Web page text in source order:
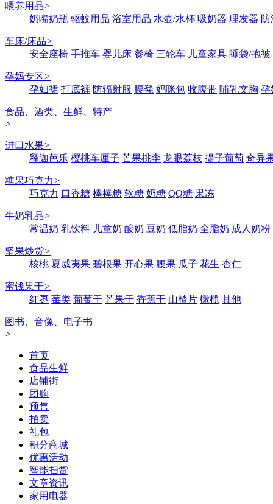
喂养用品>
奶嘴奶瓶 驱蚊用品 浴室用品 水壶/水杯 吸奶器 理发器
车床/床品>
安全座椅 手推车 婴儿床 餐椅 三轮车 儿童家具 睡袋/抱被
孕妈专区>
孕妇裙 打底裤 防辐射服 腰凳 妈咪包 收腹带 哺乳文胸 孕
食品、酒类、生鲜、特产
>
进口水果>
释迦芭乐 樱桃车厘子 芒果桃李 龙眼荔枝 提子葡萄 奇异
糖果巧克力>
巧克力 口香糖 棒棒糖 软糖 奶糖 QQ糖 果冻
牛奶乳品>
常温奶 乳饮料 儿童奶 酸奶 豆奶 低脂奶 全脂奶 成人奶粉
坚果炒货>
核桃 夏威夷果 碧根果 开心果 腰果 瓜子 花生 杏仁
蜜饯果干>
红枣 莓类 葡萄干 芒果干 香蕉干 山楂片 橄榄 其他
图书、音像、电子书
>
首页
食品生鲜
店铺街
团购
预售
拍卖
礼包
积分商城
优惠活动
智能扫货
文章资讯
家用电器